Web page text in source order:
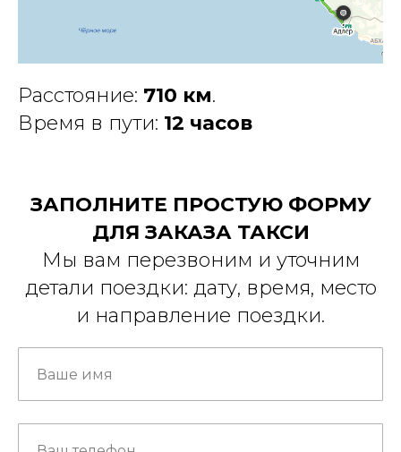
Расстояние: 710 км.
Время в пути: 12 часов
ЗАПОЛНИТЕ ПРОСТУЮ ФОРМУ
ДЛЯ ЗАКАЗА ТАКСИ
Мы вам перезвоним и уточним
детали поездки: дату, время, место
и направление поездки.